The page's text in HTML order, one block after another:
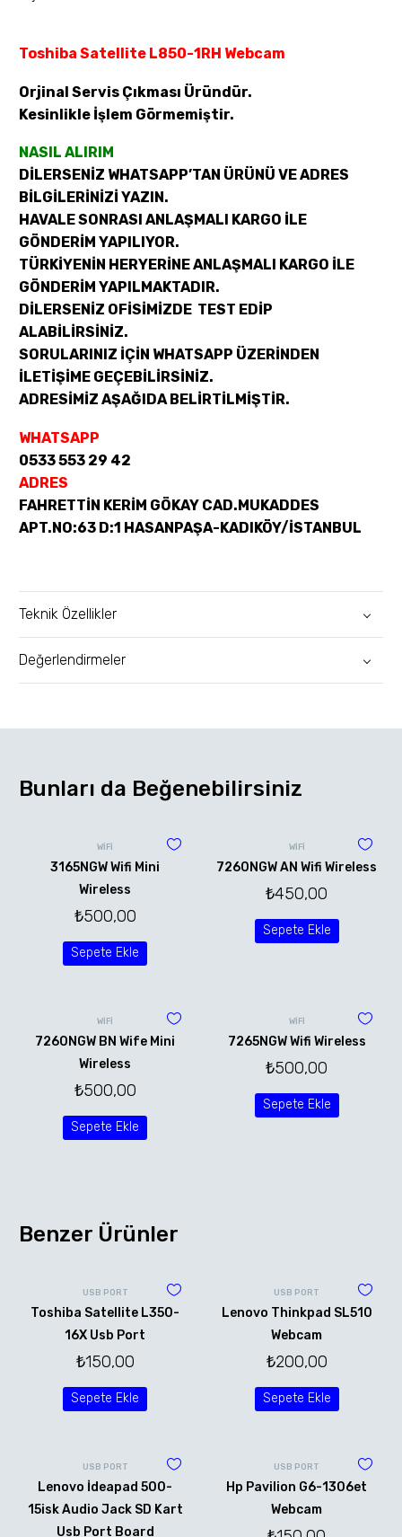
Toshiba Satellite L850-1RH Webcam
Orjinal Servis Çıkması Üründür.
Kesinlikle İşlem Görmemiştir.
NASIL ALIRIM
DİLERSENİZ WHATSAPP’TAN ÜRÜNÜ VE ADRES
BİLGİLERİNİZİ YAZIN.
HAVALE SONRASI ANLAŞMALI KARGO İLE
GÖNDERİM YAPILIYOR.
TÜRKİYENİN HERYERİNE ANLAŞMALI KARGO İLE
GÖNDERİM YAPILMAKTADIR.
DİLERSENİZ OFİSİMİZDE TEST EDİP
ALABİLİRSİNİZ.
SORULARINIZ İÇİN WHATSAPP ÜZERİNDEN
İLETİŞİME GEÇEBİLİRSİNİZ.
ADRESİMİZ AŞAĞIDA BELİRTİLMİŞTİR.
WHATSAPP
0533 553 29 42
ADRES
FAHRETTİN KERİM GÖKAY CAD.MUKADDES
APT.NO:63 D:1 HASANPAŞA-KADIKÖY/İSTANBUL
Teknik Özellikler
Değerlendirmeler
Bunları da Beğenebilirsiniz
WİFİ
3165NGW Wifi Mini
Wireless
₺500,00
Sepete Ekle
WİFİ
7260NGW AN Wifi Wireless
₺450,00
Sepete Ekle
WİFİ
7260NGW BN Wife Mini
Wireless
₺500,00
Sepete Ekle
WİFİ
7265NGW Wifi Wireless
₺500,00
Sepete Ekle
Benzer Ürünler
USB PORT
Toshiba Satellite L350-
16X Usb Port
₺150,00
Sepete Ekle
USB PORT
Lenovo Thinkpad SL510
Webcam
₺200,00
Sepete Ekle
USB PORT
Lenovo İdeapad 500-
15isk Audio Jack SD Kart
Usb Port Board
USB PORT
Hp Pavilion G6-1306et
Webcam